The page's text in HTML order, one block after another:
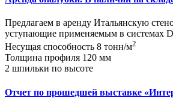
Предлагаем в аренду Итальянскую
уступающие применяемым в системах
Несущая способность 8 тонн/м2
Толщина профиля 120 мм
2 шпильки по высоте
Отчет по прошедшей выставке